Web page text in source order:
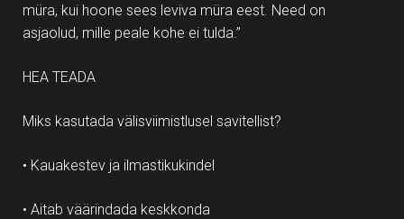
müra, kui hoone sees leviva müra eest. Need on
asjaolud, mille peale kohe ei tulda.”
HEA TEADA
Miks kasutada välisviimistlusel savitellist?
• Kauakestev ja ilmastikukindel
• Aitab väärindada keskkonda